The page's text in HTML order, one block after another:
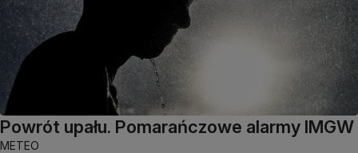
Powrót upału. Pomarańczowe alarmy IMGW
METEO